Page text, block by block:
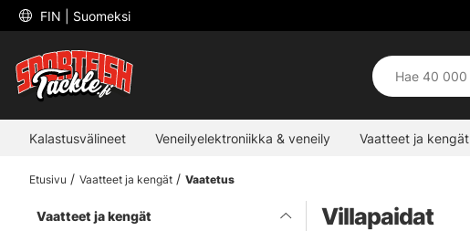
FIN | Suomeksi
Kalastusvälineet Veneilyelektroniikka & veneily Vaatteet ja kengät
Etusivu Vaatteet ja kengät Vaatetus
Vaatteet ja kengät
Villapaidat